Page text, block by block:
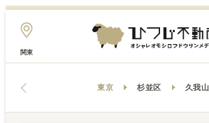
関東
東京 杉並区 久我